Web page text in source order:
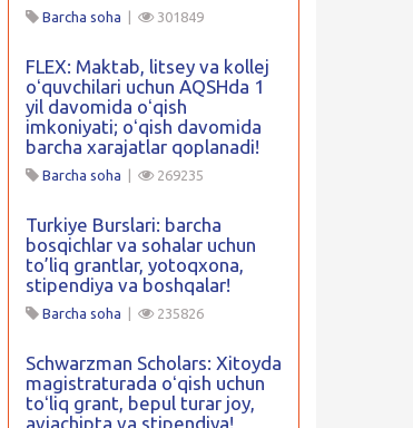
Barcha soha 301849
FLEX: Maktab, litsey va kollej
oʻquvchilari uchun AQSHda 1
yil davomida oʻqish
imkoniyati; oʻqish davomida
barcha xarajatlar qoplanadi!
Barcha soha 269235
Turkiye Burslari: barcha
bosqichlar va sohalar uchun
to’liq grantlar, yotoqxona,
stipendiya va boshqalar!
Barcha soha 235826
Schwarzman Scholars: Xitoyda
magistraturada oʻqish uchun
toʻliq grant, bepul turar joy,
aviachipta va stipendiya!